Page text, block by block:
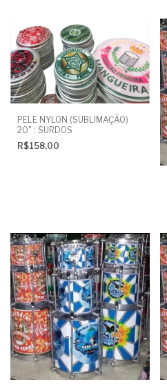
PELE NYLON (SUBLIMAÇÃO)
20" : SURDOS
R$158,00